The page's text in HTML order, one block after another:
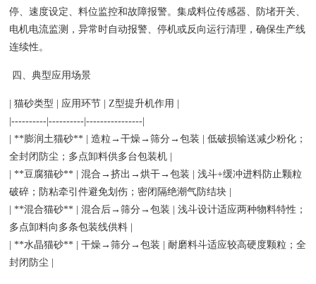
停、速度设定、料位监控和故障报警。集成料位传感器、防堵开关、
电机电流监测，异常时自动报警、停机或反向运行清理，确保生产线
连续性。
四、典型应用场景
| 猫砂类型 | 应用环节 | Z型提升机作用 |
|----------|----------|----------------|
| **膨润土猫砂** | 造粒→干燥→筛分→包装 | 低破损输送减少粉化；
全封闭防尘；多点卸料供多台包装机 |
| **豆腐猫砂** | 混合→挤出→烘干→包装 | 浅斗+缓冲进料防止颗粒
破碎；防粘牵引件避免划伤；密闭隔绝潮气防结块 |
| **混合猫砂** | 混合后→筛分→包装 | 浅斗设计适应两种物料特性；
多点卸料向多条包装线供料 |
| **水晶猫砂** | 干燥→筛分→包装 | 耐磨料斗适应较高硬度颗粒；全
封闭防尘 |